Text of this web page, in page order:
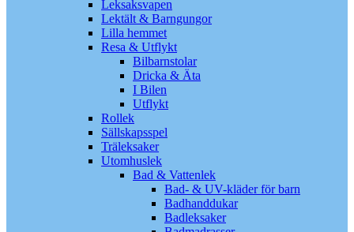
Leksaksvapen
Lektält & Barngungor
Lilla hemmet
Resa & Utflykt
Bilbarnstolar
Dricka & Äta
I Bilen
Utflykt
Rollek
Sällskapsspel
Träleksaker
Utomhuslek
Bad & Vattenlek
Bad- & UV-kläder för barn
Badhanddukar
Badleksaker